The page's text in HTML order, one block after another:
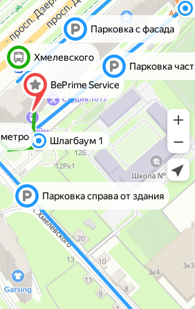
соглашаетесьс политикой обработки
данных